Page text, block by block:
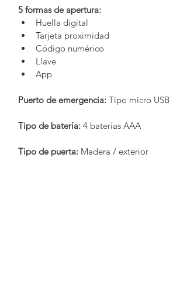
5 formas de apertura:
Huella digital
Tarjeta proximidad
Código numérico
Llave
App
Puerto de emergencia: Tipo micro USB
Tipo de batería: 4 baterías AAA
Tipo de puerta: Madera / exterior